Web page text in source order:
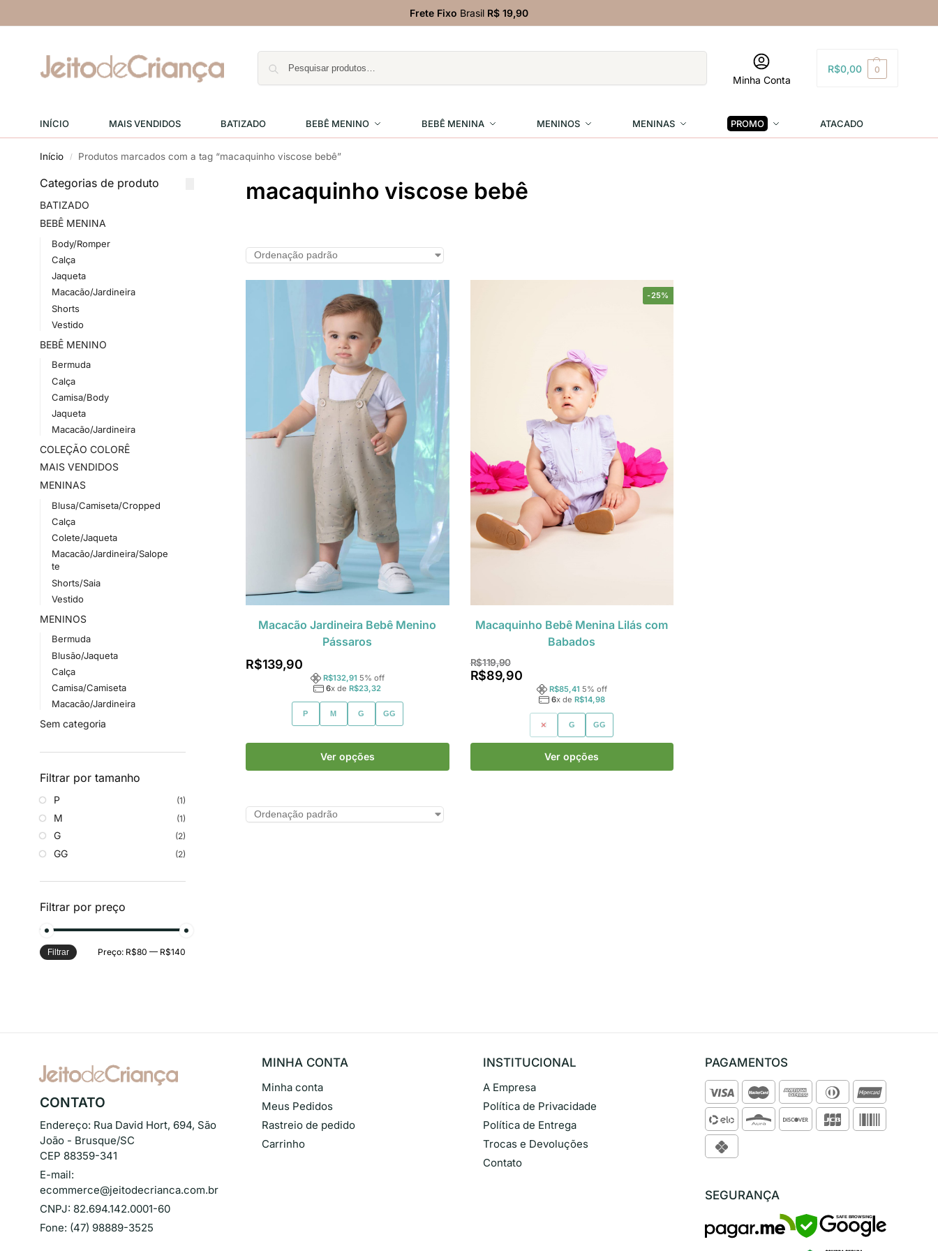
Frete Fixo Brasil R$ 19,90
Minha Conta
R$0,00 0
INÍCIO MAIS VENDIDOS BATIZADO BEBÊ MENINO BEBÊ MENINA MENINOS MENINAS PROMO ATACADO
Início / Produtos marcados com a tag “macaquinho viscose bebê”
macaquinho viscose bebê
Macacão Jardineira Bebê Menino
Pássaros
R$139,90
R$132,91 5% off
6x deR$23,32
P M G GG
Ver opções
-25%
Macaquinho Bebê Menina Lilás com
Babados
R$119,90
R$89,90
R$85,41 5% off
6x de R$14,98
M G GG
Ver opções
Categorias de produto
BATIZADO
BEBÊ MENINA
Body/Romper
Calça
Jaqueta
Macacão/Jardineira
Shorts
Vestido
BEBÊ MENINO
Bermuda
Calça
Camisa/Body
Jaqueta
Macacão/Jardineira
COLEÇÃO COLORÊ
MAIS VENDIDOS
MENINAS
Blusa/Camiseta/Cropped
Calça
Colete/Jaqueta
Macacão/Jardineira/Salope
te
Shorts/Saia
Vestido
MENINOS
Bermuda
Blusão/Jaqueta
Calça
Camisa/Camiseta
Macacão/Jardineira
Sem categoria
Filtrar por tamanho
P (1)
M (1)
G (2)
GG (2)
Filtrar por preço
Filtrar Preço: R$80 — R$140
CONTATO
Endereço: Rua David Hort, 694, São
João - Brusque/SC
CEP 88359-341
E-mail:
ecommerce@jeitodecrianca.com.br
CNPJ: 82.694.142.0001-60
Fone: (47) 98889-3525
MINHA CONTA
Minha conta
Meus Pedidos
Rastreio de pedido
Carrinho
INSTITUCIONAL
A Empresa
Política de Privacidade
Política de Entrega
Trocas e Devoluções
Contato
PAGAMENTOS
SEGURANÇA
SAFE BROWSING